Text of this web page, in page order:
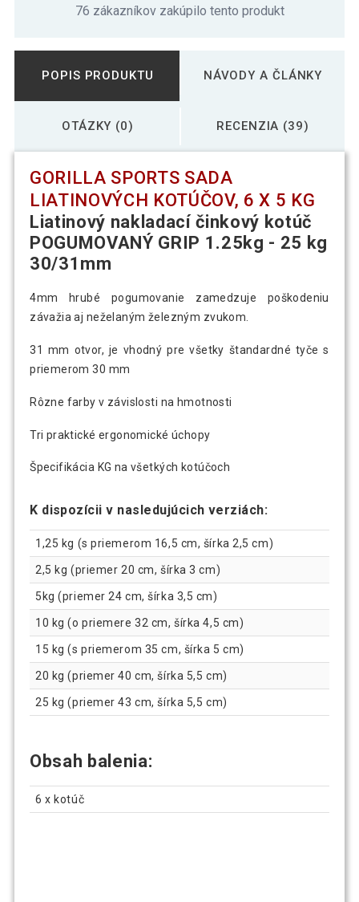
76 zákazníkov zakúpilo tento produkt
POPIS PRODUKTU NÁVODY A ČLÁNKY
OTÁZKY (0) RECENZIA (39)
GORILLA SPORTS SADA
LIATINOVÝCH KOTÚČOV, 6 X 5 KG
Liatinový nakladací činkový kotúč
POGUMOVANÝ GRIP 1.25kg - 25 kg
30/31mm
4mm hrubé pogumovanie zamedzuje poškodeniu
závažia aj neželaným železným zvukom.
31 mm otvor, je vhodný pre všetky štandardné tyče s
priemerom 30 mm
Rôzne farby v závislosti na hmotnosti
Tri praktické ergonomické úchopy
Špecifikácia KG na všetkých kotúčoch
K dispozícii v nasledujúcich verziách:
1,25 kg (s priemerom 16,5 cm, šírka 2,5 cm)
2,5 kg (priemer 20 cm, šírka 3 cm)
5kg (priemer 24 cm, šírka 3,5 cm)
10 kg (o priemere 32 cm, šírka 4,5 cm)
15 kg (s priemerom 35 cm, šírka 5 cm)
20 kg (priemer 40 cm, šírka 5,5 cm)
25 kg (priemer 43 cm, šírka 5,5 cm)
Obsah balenia:
6 x kotúč